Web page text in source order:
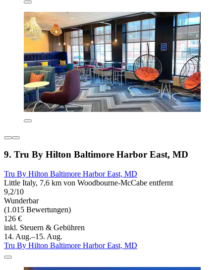
9. Tru By Hilton Baltimore Harbor East, MD
Tru By Hilton Baltimore Harbor East, MD
Little Italy, 7,6 km von Woodbourne-McCabe entfernt
9,2/10
Wunderbar
(1.015 Bewertungen)
126 €
inkl. Steuern & Gebühren
14. Aug.–15. Aug.
Tru By Hilton Baltimore Harbor East, MD